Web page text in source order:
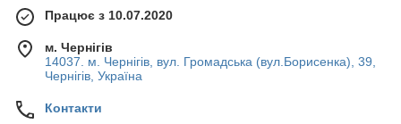
Працює з 10.07.2020
м. Чернігів
14037. м. Чернігів, вул. Громадська (вул.Борисенка), 39,
Чернігів, Україна
Контакти